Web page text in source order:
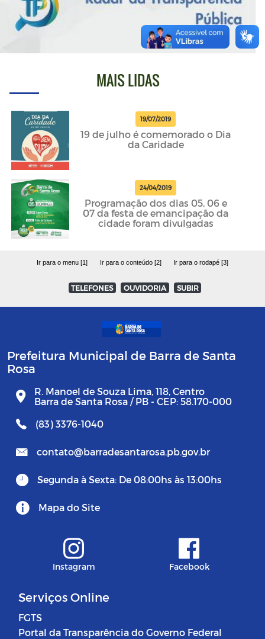
MAIS LIDAS
19/07/2019
19 de julho é comemorado o Dia
da Caridade
24/04/2019
Programação dos dias 05, 06 e
07 da festa de emancipação da
cidade foram divulgadas
Ir para o menu [1] Ir para o conteúdo [2] Ir para o rodapé [3]
TELEFONES OUVIDORIA SUBIR
Prefeitura Municipal de Barra de Santa
Rosa
R. Manoel de Souza Lima, 118, Centro
Barra de Santa Rosa / PB - CEP: 58.170-000
(83) 3376-1040
contato@barradesantarosa.pb.gov.br
Segunda à Sexta: De 08:00hs às 13:00hs
Mapa do Site
Instagram Facebook
Serviços Online
FGTS
Portal da Transparência do Governo Federal